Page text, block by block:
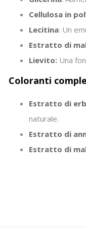
Cellulosa in
Lecitina: Un
Estratto di
Lievito: Una
Coloranti
Estratto di
naturale.
Estratto di
Estratto di